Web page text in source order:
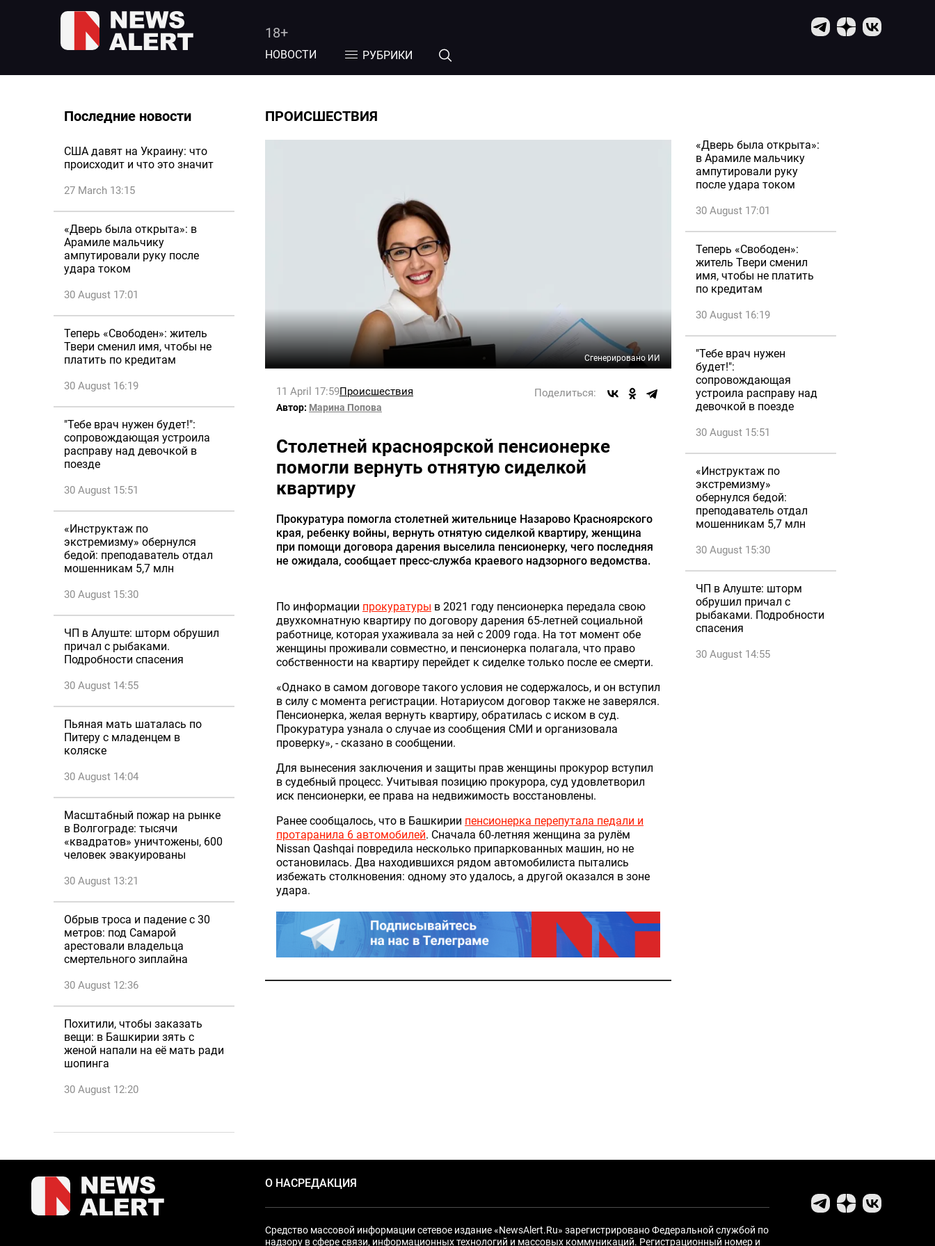
18+
НОВОСТИ РУБРИКИ
Последние новости
США давят на Украину: что
происходит и что это значит
27 March 13:15
«Дверь была открыта»: в
Арамиле мальчику
ампутировали руку после
удара током
30 August 17:01
Теперь «Свободен»: житель
Твери сменил имя, чтобы не
платить по кредитам
30 August 16:19
"Тебе врач нужен будет!":
сопровождающая устроила
расправу над девочкой в
поезде
30 August 15:51
«Инструктаж по
экстремизму» обернулся
бедой: преподаватель отдал
мошенникам 5,7 млн
30 August 15:30
ЧП в Алуште: шторм обрушил
причал с рыбаками.
Подробности спасения
30 August 14:55
Пьяная мать шаталась по
Питеру с младенцем в
коляске
30 August 14:04
Масштабный пожар на рынке
в Волгограде: тысячи
«квадратов» уничтожены, 600
человек эвакуированы
30 August 13:21
Обрыв троса и падение с 30
метров: под Самарой
арестовали владельца
смертельного зиплайна
30 August 12:36
Похитили, чтобы заказать
вещи: в Башкирии зять с
женой напали на её мать ради
шопинга
30 August 12:20
ПРОИСШЕСТВИЯ
Сгенерировано ИИ
11 April 17:59Происшествия Поделиться:
Автор: Марина Попова
Столетней красноярской пенсионерке
помогли вернуть отнятую сиделкой
квартиру
Прокуратура помогла столетней жительнице Назарово Красноярского
края, ребенку войны, вернуть отнятую сиделкой квартиру, женщина
при помощи договора дарения выселила пенсионерку, чего последняя
не ожидала, сообщает пресс-служба краевого надзорного ведомства.
По информации прокуратуры в 2021 году пенсионерка передала свою
двухкомнатную квартиру по договору дарения 65-летней социальной
работнице, которая ухаживала за ней с 2009 года. На тот момент обе
женщины проживали совместно, и пенсионерка полагала, что право
собственности на квартиру перейдет к сиделке только после ее смерти.
«Однако в самом договоре такого условия не содержалось, и он вступил
в силу с момента регистрации. Нотариусом договор также не заверялся.
Пенсионерка, желая вернуть квартиру, обратилась с иском в суд.
Прокуратура узнала о случае из сообщения СМИ и организовала
проверку», - сказано в сообщении.
Для вынесения заключения и защиты прав женщины прокурор вступил
в судебный процесс. Учитывая позицию прокурора, суд удовлетворил
иск пенсионерки, ее права на недвижимость восстановлены.
Ранее сообщалось, что в Башкирии пенсионерка перепутала педали и
протаранила 6 автомобилей. Сначала 60-летняя женщина за рулём
Nissan Qashqai повредила несколько припаркованных машин, но не
остановилась. Два находившихся рядом автомобилиста пытались
избежать столкновения: одному это удалось, а другой оказался в зоне
удара.
«Дверь была открыта»:
в Арамиле мальчику
ампутировали руку
после удара током
30 August 17:01
Теперь «Свободен»:
житель Твери сменил
имя, чтобы не платить
по кредитам
30 August 16:19
"Тебе врач нужен
будет!":
сопровождающая
устроила расправу над
девочкой в поезде
30 August 15:51
«Инструктаж по
экстремизму»
обернулся бедой:
преподаватель отдал
мошенникам 5,7 млн
30 August 15:30
ЧП в Алуште: шторм
обрушил причал с
рыбаками. Подробности
спасения
30 August 14:55
О НАСРЕДАКЦИЯ
Средство массовой информации сетевое издание «NewsAlert.Ru» зарегистрировано Федеральной службой по
надзору в сфере связи, информационных технологий и массовых коммуникаций. Регистрационный номер и